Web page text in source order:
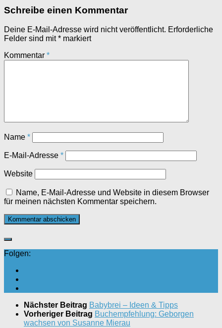
Schreibe einen Kommentar
Deine E-Mail-Adresse wird nicht veröffentlicht. Erforderliche
Felder sind mit* markiert
Kommentar *
Name *
E-Mail-Adresse *
Website
Name, E-Mail-Adresse und Website in diesem Browser
für meinen nächsten Kommentar speichern.
Folgen:
Nächster Beitrag Babybrei – Ideen & Tipps
Vorheriger Beitrag Buchempfehlung: Geborgen
wachsen von Susanne Mierau